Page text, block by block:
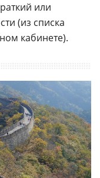
или
(из списка
кабинете).